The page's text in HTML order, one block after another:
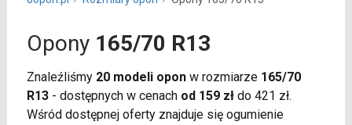
Opony 165/70 R13
Znaleźliśmy 20 modeli oponw rozmiarze 165/70
R13- dostępnych w cenach od 159 złdo 421 zł.
Wśród dostępnej oferty znajduje się ogumienie